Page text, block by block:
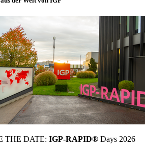
THE DATE: IGP-RAPID® Days 2026